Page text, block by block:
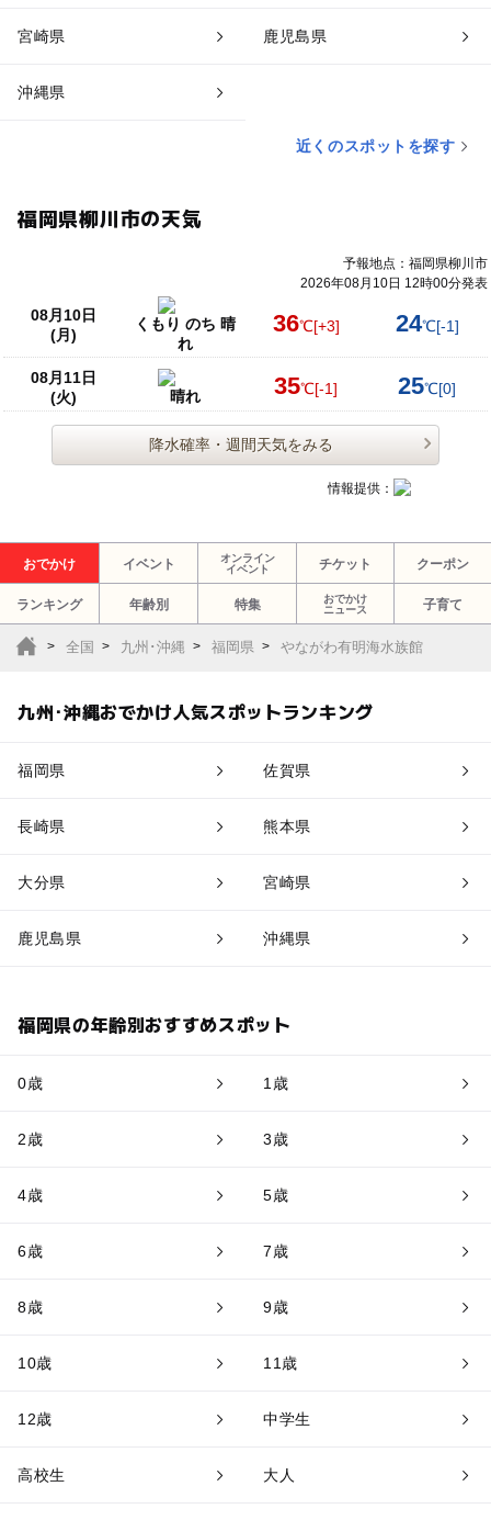
宮崎県 鹿児島県
沖縄県
近くのスポットを探す
福岡県柳川市の天気
予報地点：福岡県柳川市
2026年08月10日 12時00分発表
08月10日
(月)
くもり のち 晴
れ
36℃[+3] 24℃[-1]
08月11日
(火)
晴れ 35℃[-1] 25℃[0]
降水確率・週間天気をみる
情報提供：
おでかけ イベント
オンライン
イベント
チケット クーポン
ランキング 年齢別 特集
おでかけ
ニュース
子育て
全国 九州･沖縄 福岡県 やながわ有明海水族館
九州･沖縄おでかけ人気スポットランキング
福岡県 佐賀県
長崎県 熊本県
大分県 宮崎県
鹿児島県 沖縄県
福岡県の年齢別おすすめスポット
0歳 1歳
2歳 3歳
4歳 5歳
6歳 7歳
8歳 9歳
10歳 11歳
12歳 中学生
高校生 大人